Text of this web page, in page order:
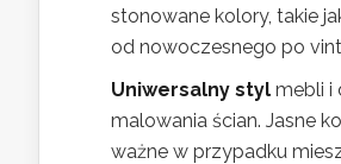
stonowane kolory, takie
od nowoczesnego po
Uniwersalny styl mebli i
malowania ścian. Jasne
ważne w przypadku